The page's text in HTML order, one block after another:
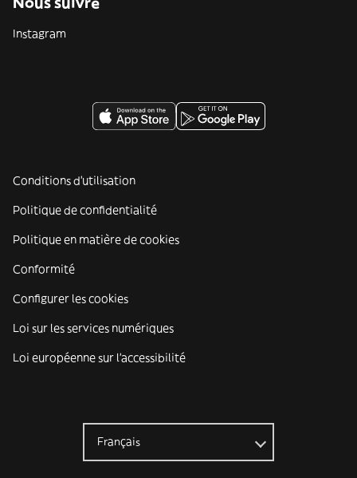
Instagram
Conditions d'utilisation
Politique de confidentialité
Politique en matière de cookies
Conformité
Configurer les cookies
Loi sur les services numériques
Loi européenne sur l’accessibilité